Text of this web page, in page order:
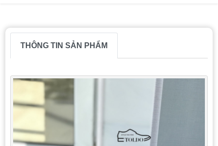
THÔNG TIN SẢN PHẨM